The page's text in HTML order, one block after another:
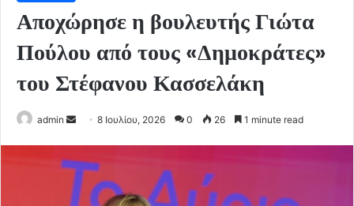
Αποχώρησε η βουλευτής Γιώτα
Πούλου από τους «Δημοκράτες»
του Στέφανου Κασσελάκη
admin
Send8 Ιουλίου, 2026 0 26 1 minute read